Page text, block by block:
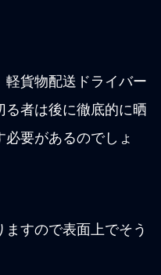
貨物配送ドライバー
者は後に徹底的に晒
必要があるのでしょ
すので表面上でそう